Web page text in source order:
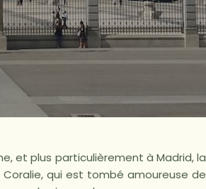
et plus particulièrement à Madrid, la
qui est tombé amoureuse de